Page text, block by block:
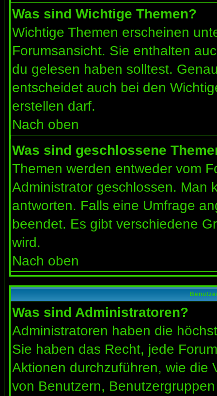
Was sind Wichtige Themen?
Wichtige Themen erscheinen
Forumsansicht. Sie enthalten
du gelesen haben solltest.
entscheidet auch bei den
erstellen darf.
Nach oben
Was sind geschlossene
Themen werden entweder vom
Administrator geschlossen. Man
antworten. Falls eine Umfrage
beendet. Es gibt verschiedene
wird.
Nach oben
Was sind Administratoren?
Administratoren haben die
Sie haben das Recht, jede
Aktionen durchzuführen, wie die
von Benutzern,